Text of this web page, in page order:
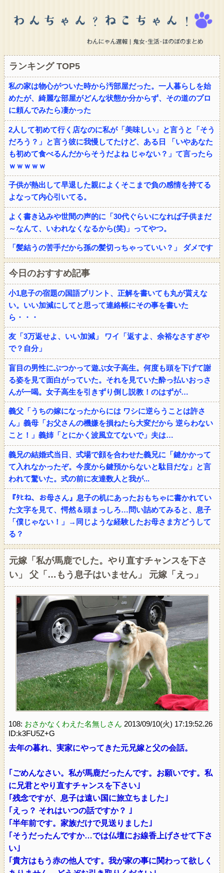
ランキング TOP5
私の家は物心がついた時から汚部屋だった。一人暮らしを始
めたが、綺麗な部屋がどんな状態か分からず、その道のプロ
に頼んでみたら凄かった
2人して初めて行く店なのに私が「美味しい」と言うと「そう
だろう？」と言う彼に我慢してたけど、ある日 「いやあなた
も初めて食べるんだからそうだよね じゃない？」て言ったら
ｗｗｗｗｗ
子供が熱出して早退した親によくそこまで負の感情を持てる
よなって内心引いてる。
よく書き込みや世間の声的に「30代ぐらいになれば子供まだ
～なんて、いわれなくなるから(笑)」ってやつ。
「髪結うの苦手だから孫の髪切っちゃっていい？」 ダメです
今日のおすすめ記事
小1息子の宿題の国語プリント、正解を書いても丸が貰えな
い。いい加減にしてと思って連絡帳にその事を書いた
ら・・・
友「3万返せよ、いい加減」 ワイ「返すよ、余裕なさすぎや
で？自分」
盲目の男性にぶつかって遊ぶ女子高生。何度も頭を下げて謝
る姿を見て面白がっていた。それを見ていた酔っ払いおっさ
んが一喝。女子高生を引きずり倒し説教！のはずが…
義父「うちの嫁になったからには ワシに逆らうことは許さ
ん」義母「お父さんの機嫌を損ねたら大変だから 逆らわない
こと！」義姉「とにかく波風立てないで」夫は…
義兄の結婚式当日、式場で顔を合わせた義兄に「鍵かかって
て入れなかったぞ。今度から鍵預からないと駄目だな」と言
われて驚いた。式の前に友達数人と我が...
『ﾀﾋね、お母さん』息子の机にあったおもちゃに書かれてい
た文字を見て、愕然＆頭まっしろ…問い詰めてみると、息子
「僕じゃない！」→同じような経験したお母さま方どうして
る？
元嫁「私が馬鹿でした。やり直すチャンスを下さ
い」 父「…もう息子はいません」 元嫁「えっ」
108: おさかなくわえた名無しさん 2013/09/10(火) 17:19:52.26
ID:k3FU5Z+G
去年の暮れ、実家にやってきた元兄嫁と父の会話。
｢ごめんなさい。私が馬鹿だったんです。お願いです。私
に兄君とやり直すチャンスを下さい｣
｢残念ですが、息子は遠い国に旅立ちました｣
｢えっ？ それはいつの話ですか？ ｣
｢半年前です。家族だけで見送りました｣
｢そうだったんですか…では仏壇にお線香上げさせて下さ
い｣
｢貴方はもう赤の他人です。我が家の事に関わって欲しく